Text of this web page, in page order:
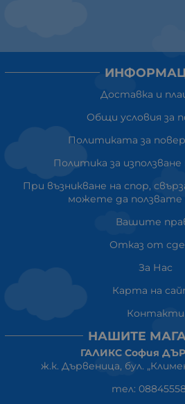
Доставка и
Общи условия за
Политиката за
Политика за
При възникване на спор,
можете да
Вашите
Отказ от
За Нас
Карта на
Контакти
НАШИТЕ
ГАЛИКС София
ж.к. Дървеница, бул.
тел: